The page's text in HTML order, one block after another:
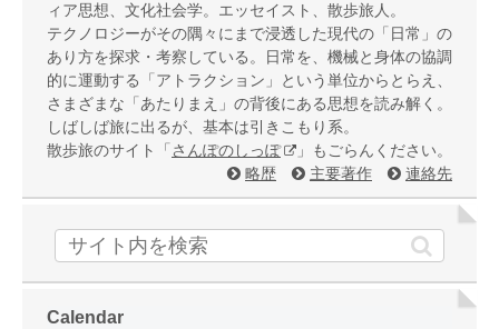
ィア思想、文化社会学。エッセイスト、散歩旅人。
テクノロジーがその隅々にまで浸透した現代の「日常」の
あり方を探求・考察している。日常を、機械と身体の協調
的に運動する「アトラクション」という単位からとらえ、
さまざまな「あたりまえ」の背後にある思想を読み解く。
しばしば旅に出るが、基本は引きこもり系。
散歩旅のサイト「 さんぽのしっぽ
」もごらんください。
略歴
主要著作 連絡先
Calendar